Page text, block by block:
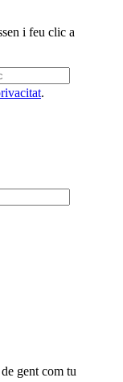
i feu clic a
.
gent com tu